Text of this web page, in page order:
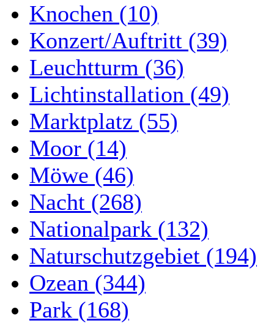
Knochen (10)
Konzert/Auftritt (39)
Leuchtturm (36)
Lichtinstallation (49)
Marktplatz (55)
Moor (14)
Möwe (46)
Nacht (268)
Nationalpark (132)
Naturschutzgebiet (194)
Ozean (344)
Park (168)